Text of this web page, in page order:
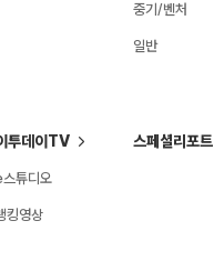
중기/벤처
일반
투데이TV
튜디오
킹영상
스페셜리포트